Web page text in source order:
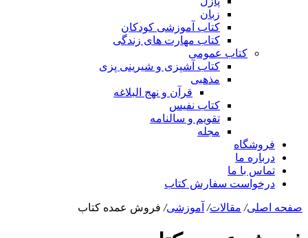
زبان
کتاب آموزشی کودکان
کتاب مهارت های زندگی
کتاب عمومی
کتاب آشپزی و شیرینی پزی
مذهبی
قرآن و نهج البلاغه
کتاب نفیس
تقویم و سالنامه
مجله
فروشگاه
درباره ما
تماس با ما
درخواست سفارش کتاب
صفحه اصلی/ مقالات/ آموزشی/ فروش عمده کتاب